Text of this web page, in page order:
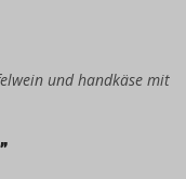
und handkäse mit